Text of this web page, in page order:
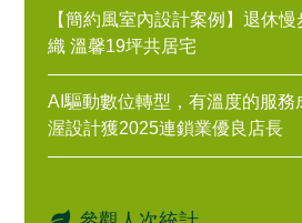
【簡約風室內設計案例】退休
織 溫馨19坪共居宅
AI驅動數位轉型，有溫度的服務
渥設計獲2025連鎖業優良店長